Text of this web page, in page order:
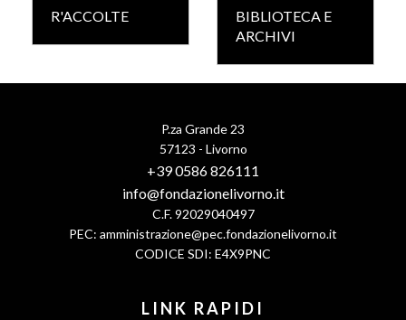
R'ACCOLTE
BIBLIOTECA E
ARCHIVI
P.za Grande 23
57123 - Livorno
+39 0586 826111
info@fondazionelivorno.it
C.F. 92029040497
PEC: amministrazione@pec.fondazionelivorno.it
CODICE SDI: E4X9PNC
LINK RAPIDI